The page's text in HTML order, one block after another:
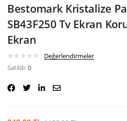
Bestomark Kristalize
SB43F250 Tv Ekran
Ekran
Değerlendirmeler
Satıldı:0